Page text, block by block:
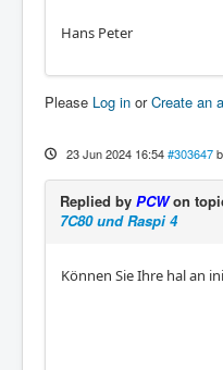
Hans Peter
Please Log in orCreate an
23 Jun 2024 16:54 #303647
Replied by PCWon
7C80 und Raspi 4
Können Sie Ihre hal an